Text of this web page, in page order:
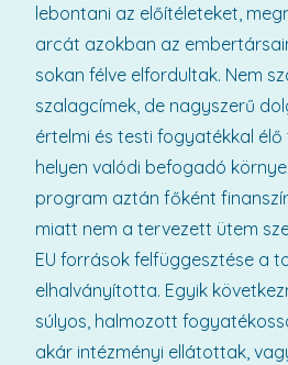
lebontani az előítéleteket,
arcát azokban az
sokan félve elfordultak. Nem
szalagcímek, de nagyszerű
értelmi és testi fogyatékkal
helyen valódi befogadó
program aztán főként
miatt nem a tervezett ütem
EU források felfüggesztése a
elhalványította. Egyik
súlyos, halmozott
akár intézményi ellátottak,